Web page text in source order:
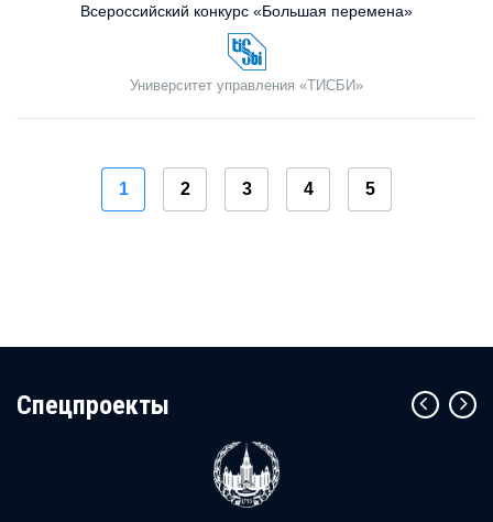
Всероссийский конкурс «Большая перемена»
Университет управления «ТИСБИ»
1 2 3 4 5
Cпецпроекты